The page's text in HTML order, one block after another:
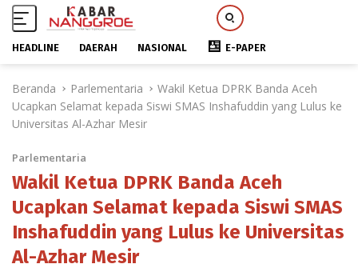
HEADLINE DAERAH NASIONAL E-PAPER
Beranda Parlementaria
Wakil Ketua DPRK Banda Aceh
Ucapkan Selamat kepada Siswi SMAS Inshafuddin yang Lulus ke
Universitas Al-Azhar Mesir
Parlementaria
Wakil Ketua DPRK Banda Aceh
Ucapkan Selamat kepada Siswi SMAS
Inshafuddin yang Lulus ke Universitas
Al-Azhar Mesir